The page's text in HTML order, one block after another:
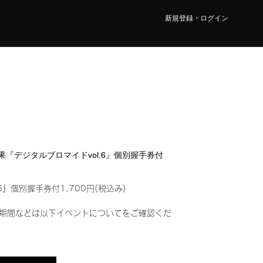
新規登録・ログイン
『デジタルブロマイドvol.6』個別握手券付
』個別握手券付1,700円(税込み)
間などは以下イベントについてをご確認くだ